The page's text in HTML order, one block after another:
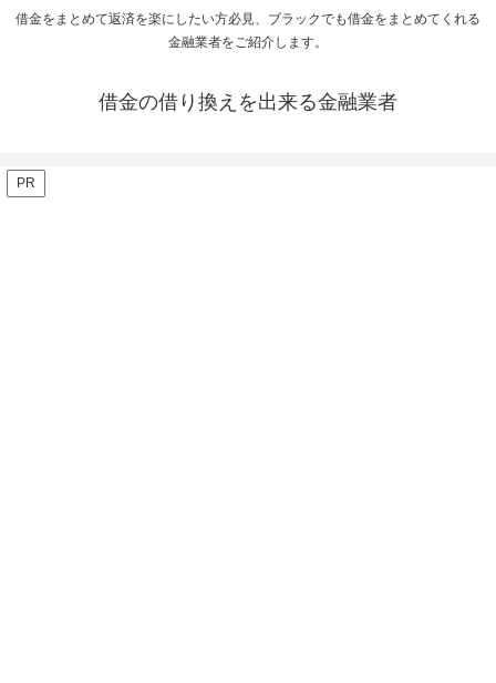
借金をまとめて返済を楽にしたい方必見、ブラックでも借金をまとめてくれる
金融業者をご紹介します。
借金の借り換えを出来る金融業者
PR